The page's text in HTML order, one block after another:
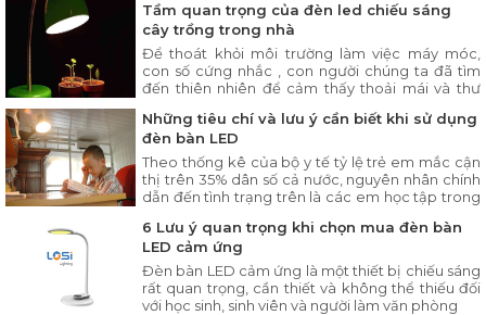
nơi thư giãn và tận hưởng cuộc sống của mình.
Với tận dụng các tính năng quan trọng của đèn
chiếu sáng để mang
Tầm quan trọng của đèn led chiếu sáng
cây trồng trong nhà
Để thoát khỏi môi trường làm việc máy móc,
con số cứng nhắc , con người chúng ta đã tìm
đến thiên nhiên để cảm thấy thoải mái và thư
Những tiêu chí và lưu ý cần biết khi sử dụng
đèn bàn LED
Theo thống kê của bộ y tế tỷ lệ trẻ em mắc cận
thị trên 35% dân số cả nước, nguyên nhân chính
dẫn đến tình trạng trên là các em học tập trong
sáng không đúng cách
6 Lưu ý quan trọng khi chọn mua đèn bàn
LED cảm ứng
Đèn bàn LED cảm ứng là một thiết bị chiếu sáng
rất quan trọng, cần thiết và không thể thiếu đối
với học sinh, sinh viên và người làm văn phòng